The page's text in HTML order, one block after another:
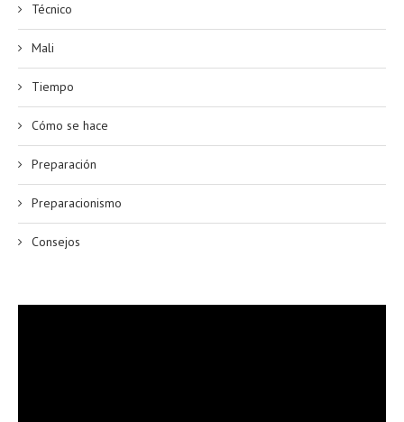
Técnico
Mali
Tiempo
Cómo se hace
Preparación
Preparacionismo
Consejos